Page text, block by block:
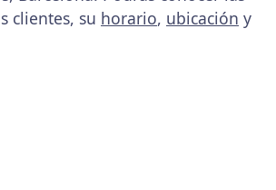
clientes, su horario, ubicación y